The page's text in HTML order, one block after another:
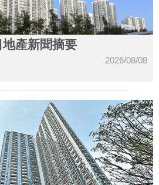
地產新聞摘要
2026/08/08